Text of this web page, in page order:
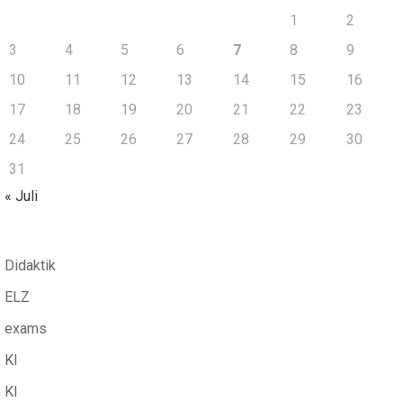
1
2
3
4 5 6 7 8
9
10
11 12 13 14 15
16
17
18 19 20 21 22
23
24
25 26 27 28 29
30
31
« Juli
Didaktik
ELZ
exams
KI
KI